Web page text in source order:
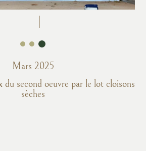
Mars 2025
du second oeuvre par le lot cloisons
sèches